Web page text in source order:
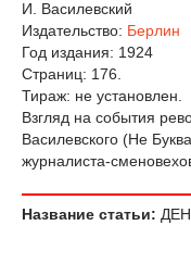
И. Василевский
Издательство: Берлин
Год издания: 1924
Страниц: 176.
Тираж: не установлен.
Взгляд на события
Василевского (He
журналиста-
Название статьи: